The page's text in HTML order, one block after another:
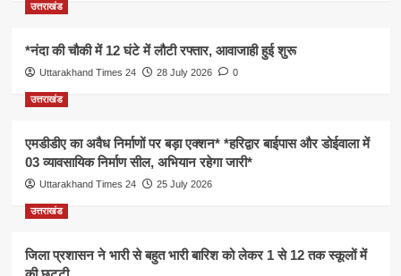
उत्तराखंड
*नंदा की चौकी में 12 घंटे में लौटी रफ्तार, आवाजाही हुई शुरू
Uttarakhand Times 24 28 July 2026 0
उत्तराखंड
एमडीडीए का अवैध निर्माणों पर बड़ा एक्शन* *हरिद्वार बाईपास और डोईवाला में
03 व्यावसायिक निर्माण सील, अभियान रहेगा जारी*
Uttarakhand Times 24 25 July 2026
उत्तराखंड
जिला प्रशासन ने भारी से बहुत भारी बारिश को लेकर 1 से 12 तक स्कूलों में